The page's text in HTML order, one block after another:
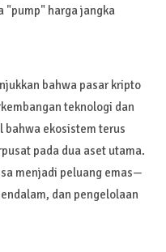
"pump" harga jangka
bahwa pasar kripto
teknologi dan
bahwa ekosistem terus
pada dua aset utama.
menjadi peluang emas—
dan pengelolaan